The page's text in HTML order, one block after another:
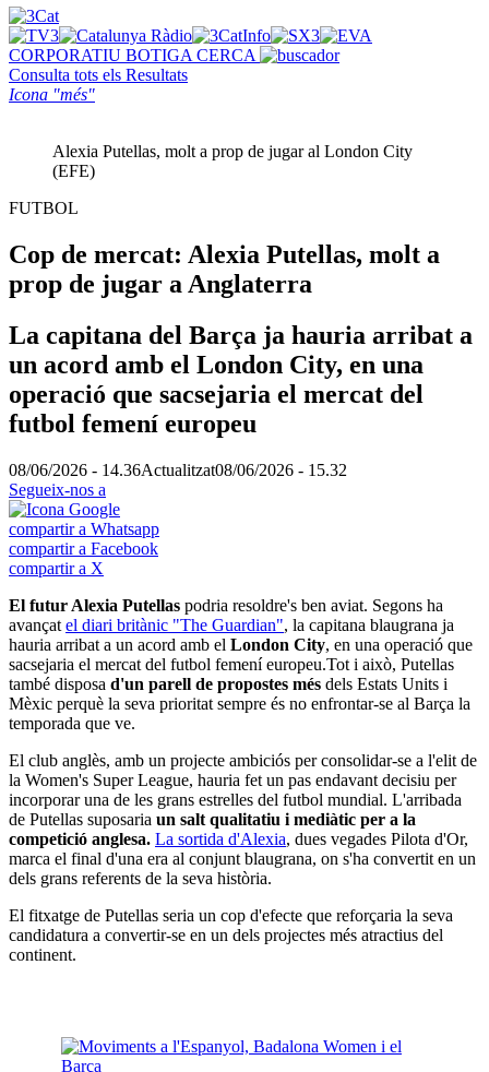
CORPORATIU BOTIGA CERCA
Consulta tots els Resultats
Icona "més"
Alexia Putellas, molt a prop de jugar al London City
(EFE)
FUTBOL
Cop de mercat: Alexia Putellas, molt a
prop de jugar a Anglaterra
La capitana del Barça ja hauria arribat a
un acord amb el London City, en una
operació que sacsejaria el mercat del
futbol femení europeu
08/06/2026 - 14.36Actualitzat08/06/2026 - 15.32
Segueix-nos a
compartir a Whatsapp
compartir a Facebook
compartir a X
El futur Alexia Putellas podria resoldre's ben aviat. Segons ha
avançat el diari britànic "The Guardian", la capitana blaugrana ja
hauria arribat a un acord amb el London City, en una operació que
sacsejaria el mercat del futbol femení europeu.Tot i això, Putellas
també disposa d'un parell de propostes més dels Estats Units i
Mèxic perquè la seva prioritat sempre és no enfrontar-se al Barça la
temporada que ve.
El club anglès, amb un projecte ambiciós per consolidar-se a l'elit de
la Women's Super League, hauria fet un pas endavant decisiu per
incorporar una de les grans estrelles del futbol mundial. L'arribada
de Putellas suposaria un salt qualitatiu i mediàtic per a la
competició anglesa. La sortida d'Alexia, dues vegades Pilota d'Or,
marca el final d'una era al conjunt blaugrana, on s'ha convertit en un
dels grans referents de la seva història.
El fitxatge de Putellas seria un cop d'efecte que reforçaria la seva
candidatura a convertir-se en un dels projectes més atractius del
continent.